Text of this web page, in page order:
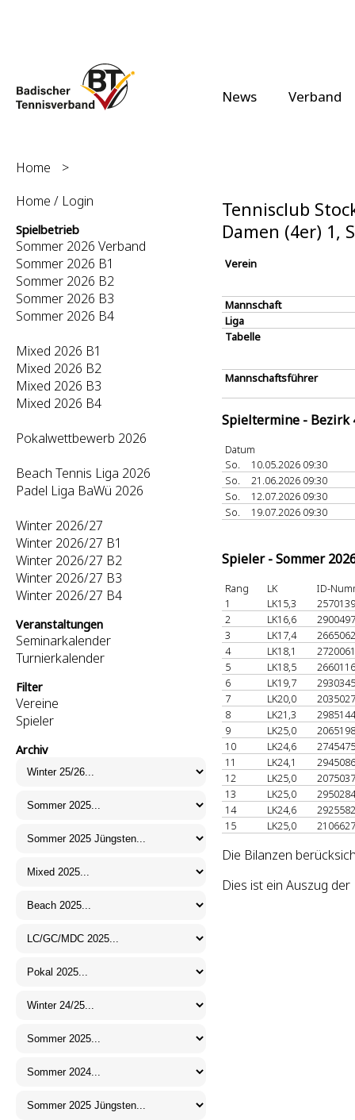
News Verband
Home
>
Home / Login
Spielbetrieb
Sommer 2026 Verband
Sommer 2026 B1
Sommer 2026 B2
Sommer 2026 B3
Sommer 2026 B4
Mixed 2026 B1
Mixed 2026 B2
Mixed 2026 B3
Mixed 2026 B4
Pokalwettbewerb 2026
Beach Tennis Liga 2026
Padel Liga BaWü 2026
Winter 2026/27
Winter 2026/27 B1
Winter 2026/27 B2
Winter 2026/27 B3
Winter 2026/27 B4
Veranstaltungen
Seminarkalender
Turnierkalender
Filter
Vereine
Spieler
Archiv
Tennisclub
Damen (4er) 1,
Verein
Mannschaft
Liga
Tabelle
Mannschaftsführer
Spieltermine - Bezirk
Datum
So.
10.05.2026 09:30
So.
21.06.2026 09:30
So.
12.07.2026 09:30
So.
19.07.2026 09:30
Spieler - Sommer
Rang LK
ID-
1
LK15,3
2
LK16,6
3
LK17,4
4
LK18,1
5
LK18,5
6
LK19,7
7
LK20,0
8
LK21,3
9
LK25,0
10
LK24,6
11
LK24,1
12
LK25,0
13
LK25,0
14
LK24,6
15
LK25,0
Die Bilanzen
Dies ist ein Auszug